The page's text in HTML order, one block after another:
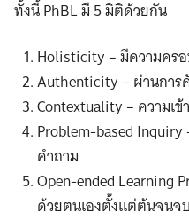
ทั้งนี้ PhBL มี 5 มิติด้วยกัน
Holisticity – มีความคร
Authenticity – ผ่านการ
Contextuality – ความเข้
Problem-based
คำถาม
Open-ended Learning
ด้วยตนเองตั้งแต่ต้นจนจบ